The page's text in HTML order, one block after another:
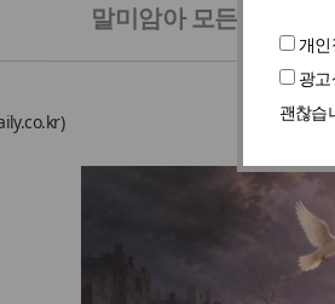
개
광
괜찮습
말미암아 모든 믿는 자
)